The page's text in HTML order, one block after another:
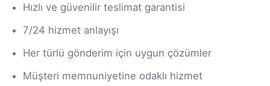
Hızlı ve güvenilir teslimat garantisi
7/24 hizmet anlayışı
Her türlü gönderim için uygun çözümler
Müşteri memnuniyetine odaklı hizmet